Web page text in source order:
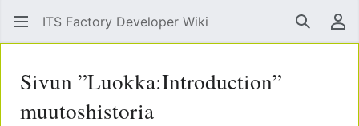
ITS Factory Developer Wiki Hae
Sivun ”Luokka:Introduction”
muutoshistoria